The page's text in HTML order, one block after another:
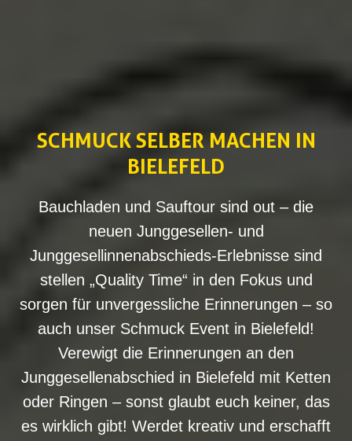
SCHMUCK SELBER MACHEN IN
BIELEFELD
Bauchladen und Sauftour sind out – die
neuen Junggesellen- und
Junggesellinnenabschieds-Erlebnisse sind
stellen „Quality Time“ in den Fokus und
sorgen für unvergessliche Erinnerungen – so
auch unser Schmuck Event in Bielefeld!
Verewigt die Erinnerungen an den
Junggesellenabschied in Bielefeld mit Ketten
oder Ringen – sonst glaubt euch keiner, das
es wirklich gibt! Werdet kreativ und erschafft